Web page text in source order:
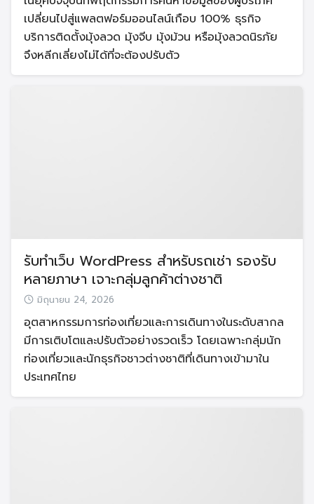
เปลี่ยนไปสู่แพลตฟอร์มออนไลน์เกือบ 100% ธุรกิจ
บริการติดตั้งมุ้งลวด มุ้งจีบ มุ้งม้วน หรือมุ้งลวดนิรภัย
จึงหลีกเลี่ยงไม่ได้ที่จะต้องปรับตัว
รับทำเว็บ WordPress สำหรับรถเช่า รองรับ
หลายภาษา เจาะกลุ่มลูกค้าต่างชาติ
มิถุนายน 24, 2026
อุตสาหกรรมการท่องเที่ยวและการเดินทางในระดับสากล
มีการเติบโตและปรับตัวอย่างรวดเร็ว โดยเฉพาะกลุ่มนัก
ท่องเที่ยวและนักธุรกิจชาวต่างชาติที่เดินทางเข้ามาใน
ประเทศไทย